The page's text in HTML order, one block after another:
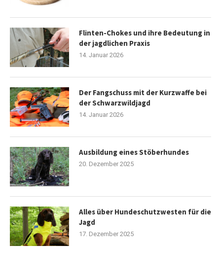
Flinten-Chokes und ihre Bedeutung in
der jagdlichen Praxis
14. Januar 2026
Der Fangschuss mit der Kurzwaffe bei
der Schwarzwildjagd
14. Januar 2026
Ausbildung eines Stöberhundes
20. Dezember 2025
Alles über Hundeschutzwesten für die
Jagd
17. Dezember 2025